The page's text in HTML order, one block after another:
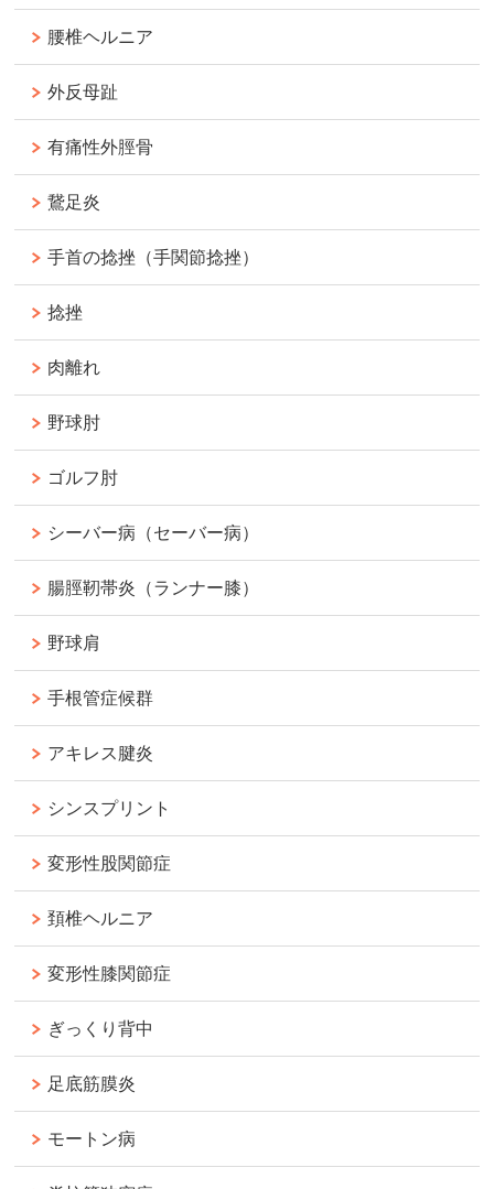
腰椎ヘルニア
外反母趾
有痛性外脛骨
鵞足炎
手首の捻挫（手関節捻挫）
捻挫
肉離れ
野球肘
ゴルフ肘
シーバー病（セーバー病）
腸脛靭帯炎（ランナー膝）
野球肩
手根管症候群
アキレス腱炎
シンスプリント
変形性股関節症
頚椎ヘルニア
変形性膝関節症
ぎっくり背中
足底筋膜炎
モートン病